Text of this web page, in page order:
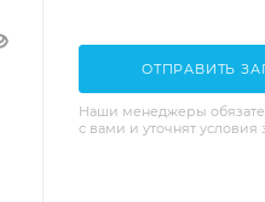
ОТПРАВИТЬ
Наши менеджеры
с вами и уточнят условия